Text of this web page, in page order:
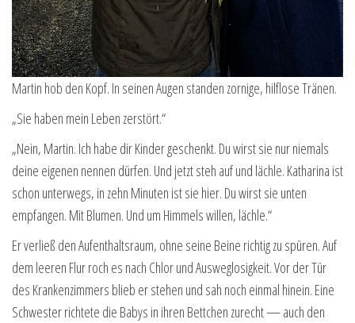
Martin hob den Kopf. In seinen Augen standen zornige, hilflose Tränen.
„Sie haben mein Leben zerstört.“
„Nein, Martin. Ich habe dir Kinder geschenkt. Du wirst sie nur niemals
deine eigenen nennen dürfen. Und jetzt steh auf und lächle. Katharina ist
schon unterwegs, in zehn Minuten ist sie hier. Du wirst sie unten
empfangen. Mit Blumen. Und um Himmels willen, lächle.“
Er verließ den Aufenthaltsraum, ohne seine Beine richtig zu spüren. Auf
dem leeren Flur roch es nach Chlor und Ausweglosigkeit. Vor der Tür
des Krankenzimmers blieb er stehen und sah noch einmal hinein. Eine
Schwester richtete die Babys in ihren Bettchen zurecht — auch den